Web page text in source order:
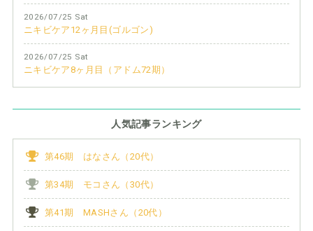
2026/07/25 Sat
ニキビケア12ヶ月目(ゴルゴン)
2026/07/25 Sat
ニキビケア8ヶ月目（アドム72期）
人気記事ランキング
第46期 はなさん（20代）
第34期 モコさん（30代）
第41期 MASHさん（20代）